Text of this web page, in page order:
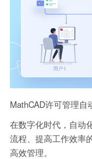
MathCAD许可管理
在数字化时代，自动
流程、提高工作效率
高效管理。